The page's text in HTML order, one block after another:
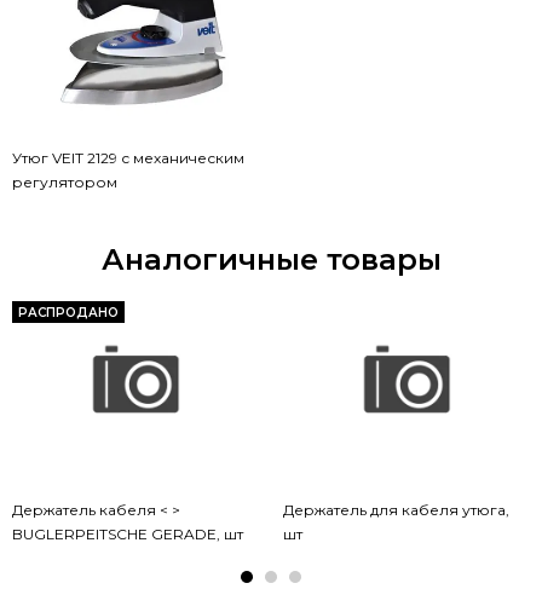
Утюг VEIT 2129 с механическим
регулятором
Аналогичные товары
РАСПРОДАНО
Держатель кабеля < >
BUGLERPEITSCHE GERADE, шт
Держатель для кабеля утюга,
шт